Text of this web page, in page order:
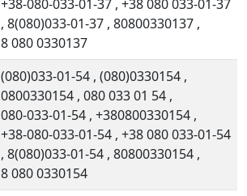
+38-080-033-01-37 , +38 080 033-01-37
, 8(080)033-01-37 , 80800330137 ,
8 080 0330137
(080)033-01-54 , (080)0330154 ,
0800330154 , 080 033 01 54 ,
080-033-01-54 , +380800330154 ,
+38-080-033-01-54 , +38 080 033-01-54
, 8(080)033-01-54 , 80800330154 ,
8 080 0330154